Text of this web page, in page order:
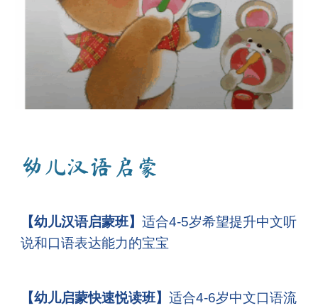
幼儿汉语启蒙
【幼儿汉语启蒙班】适合4-5岁希望提升中文听
说和口语表达能力的宝宝
【幼儿启蒙快速悦读班】适合4-6岁中文口语流